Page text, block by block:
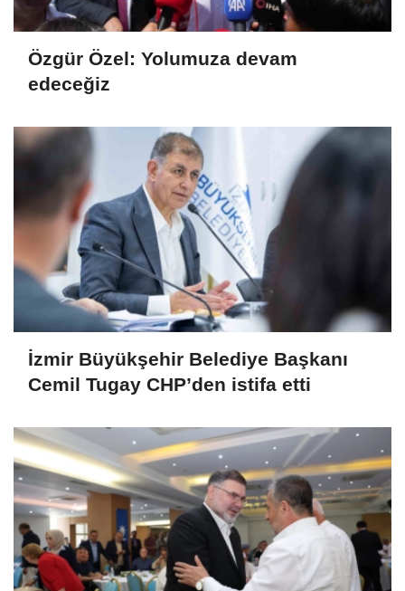
Özgür Özel: Yolumuza devam
edeceğiz
İzmir Büyükşehir Belediye Başkanı
Cemil Tugay CHP’den istifa etti